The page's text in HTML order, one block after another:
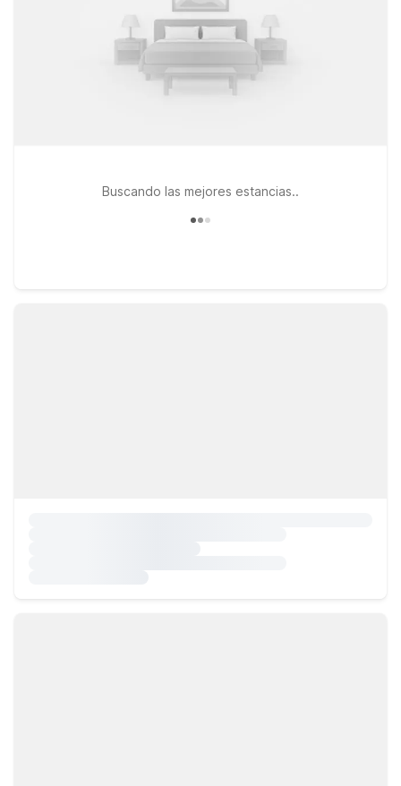
Buscando las mejores estancias..